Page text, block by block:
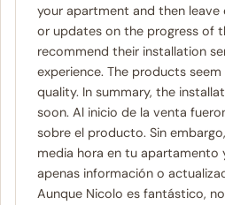
your apartment and then
or updates on the progress of
recommend their installation
experience. The products
quality. In summary, the
soon. Al inicio de la venta
sobre el producto. Sin
media hora en tu apartamento
apenas información o
Aunque Nicolo es fantástico,